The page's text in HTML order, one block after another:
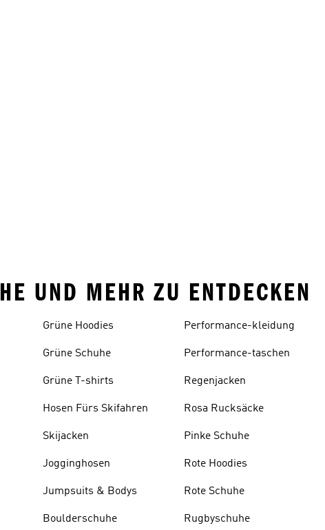
UND MEHR ZU ENTDECKEN
Grüne Hoodies
Grüne Schuhe
Grüne T-shirts
Hosen Fürs Skifahren
Skijacken
Jogginghosen
Jumpsuits & Bodys
Boulderschuhe
Performance-kleidung
Performance-taschen
Regenjacken
Rosa Rucksäcke
Pinke Schuhe
Rote Hoodies
Rote Schuhe
Rugbyschuhe